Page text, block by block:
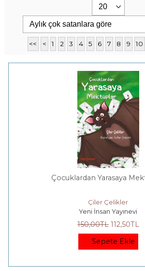
<< < 1 2 3 4 5 6 7 8 9 10
Çocuklardan Yarasaya
Çiler Çelikler
Yeni İnsan Yayınevi
150,00TL 112,50TL
Sepete Ekle